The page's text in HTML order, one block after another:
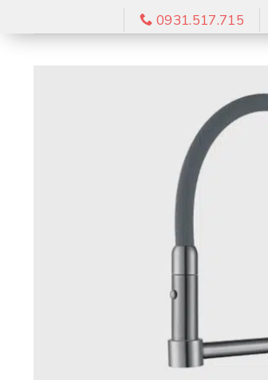
0931.517.715